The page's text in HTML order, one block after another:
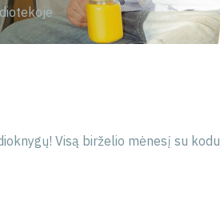
Visą birželio mėnesį su kodu